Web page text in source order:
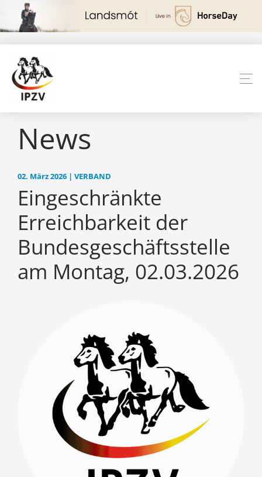
News
02. März 2026 | VERBAND
Eingeschränkte
Erreichbarkeit der
Bundesgeschäftsstelle
am Montag, 02.03.2026